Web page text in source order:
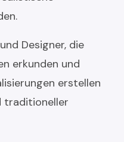
Designer, die
erkunden und
erstellen
traditioneller